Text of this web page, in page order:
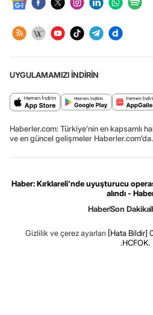
UYGULAMAMIZI İNDİRİN
Haberler.com: Türkiye’nin en kapsamlı
ve en güncel gelişmeler Haberler.com’da.
Haber: Kırklareli'nde uyuşturucu
alındı -
HaberSon Dakika
Gizlilik ve çerez ayarları [Hata Bildir]
.HCFOK.